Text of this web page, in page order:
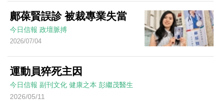
鄺葆賢誤診 被裁專業失當
今日信報 政壇脈搏
2026/07/04
運動員猝死主因
今日信報 副刊文化 健康之本 彭繼茂醫生
2026/05/11